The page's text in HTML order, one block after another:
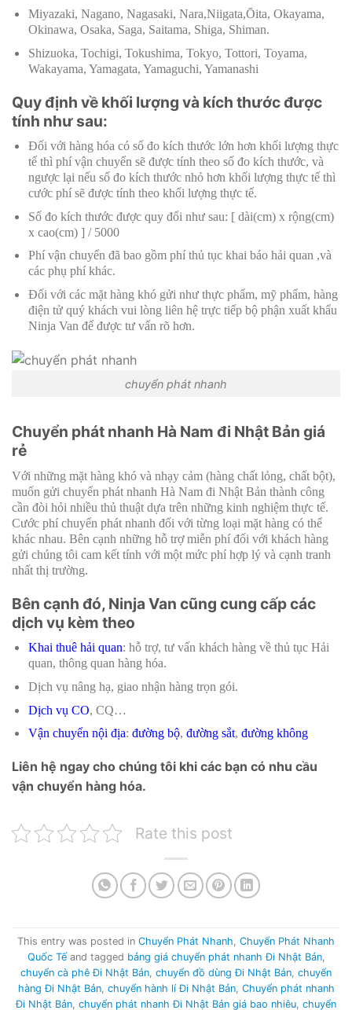
Miyazaki, Nagano, Nagasaki, Nara,Niigata,Ōita, Okayama,
Okinawa, Osaka, Saga, Saitama, Shiga, Shiman.
Shizuoka, Tochigi, Tokushima, Tokyo, Tottori, Toyama,
Wakayama, Yamagata, Yamaguchi, Yamanashi
Quy định về khối lượng và kích thước được
tính như sau:
Đối với hàng hóa có số đo kích thước lớn hơn khối lượng thực
tế thì phí vận chuyển sẽ được tính theo số đo kích thước, và
ngược lại nếu số đo kích thước nhỏ hơn khối lượng thực tế thì
cước phí sẽ được tính theo khối lượng thực tế.
Số đo kích thước được quy đổi như sau: [ dài(cm) x rộng(cm)
x cao(cm) ] / 5000
Phí vận chuyển đã bao gồm phí thủ tục khai báo hải quan ,và
các phụ phí khác.
Đối với các mặt hàng khó gửi như thực phẩm, mỹ phẩm, hàng
điện tử quý khách vui lòng liên hệ trực tiếp bộ phận xuất khẩu
Ninja Van để được tư vấn rõ hơn.
chuyển phát nhanh
Chuyển phát nhanh Hà Nam đi Nhật Bản giá
rẻ
Với những mặt hàng khó và nhạy cảm (hàng chất lỏng, chất bột),
muốn gửi chuyển phát nhanh Hà Nam đi Nhật Bản thành công
cần đòi hỏi nhiều thủ thuật dựa trên những kinh nghiệm thực tế.
Cước phí chuyển phát nhanh đối với từng loại mặt hàng có thể
khác nhau. Bên cạnh những hỗ trợ miễn phí đối với khách hàng
gửi chúng tôi cam kết tính với một mức phí hợp lý và cạnh tranh
nhất thị trường.
Bên cạnh đó, Ninja Van cũng cung cấp các
dịch vụ kèm theo
Khai thuê hải quan: hỗ trợ, tư vấn khách hàng về thủ tục Hải
quan, thông quan hàng hóa.
Dịch vụ nâng hạ, giao nhận hàng trọn gói.
Dịch vụ CO, CQ…
Vận chuyển nội địa: đường bộ, đường sắt, đường không
Liên hệ ngay cho chúng tôi khi các bạn có nhu cầu
vận chuyển hàng hóa.
Rate this post
This entry was posted in Chuyển Phát Nhanh Chuyển Phát Nhanh
Quốc Tếand tagged bảng giá chuyển phát nhanh Đi Nhật Bản,
chuyển cà phê Đi Nhật Bản chuyển đồ dùng Đi Nhật Bản chuyển
hàng Đi Nhật Bản, chuyển hành lí Đi Nhật Bản, Chuyển phát nhanh
Đi Nhật Bản chuyển phát nhanh Đi Nhật Bản giá bao nhiêu chuyển